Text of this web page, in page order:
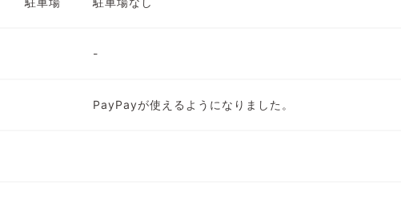
-
PayPayが使えるようになりました。